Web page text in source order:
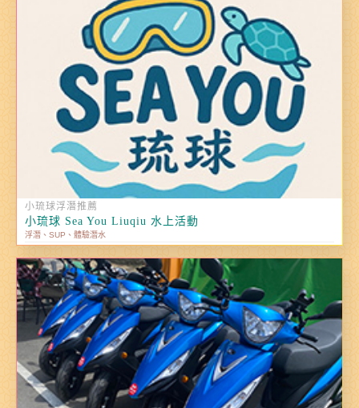
小琉球浮潛推薦
小琉球 Sea You Liuqiu 水上活動
浮潛、SUP、體驗潛水